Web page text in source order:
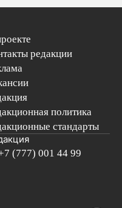
редакции
политика
стандарты
(777) 001 44 99